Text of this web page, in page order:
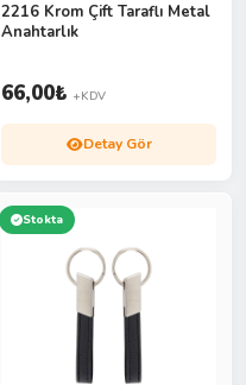
2216 Krom Çift Taraflı Metal
Anahtarlık
66,00₺ +KDV
Detay Gör
Stokta